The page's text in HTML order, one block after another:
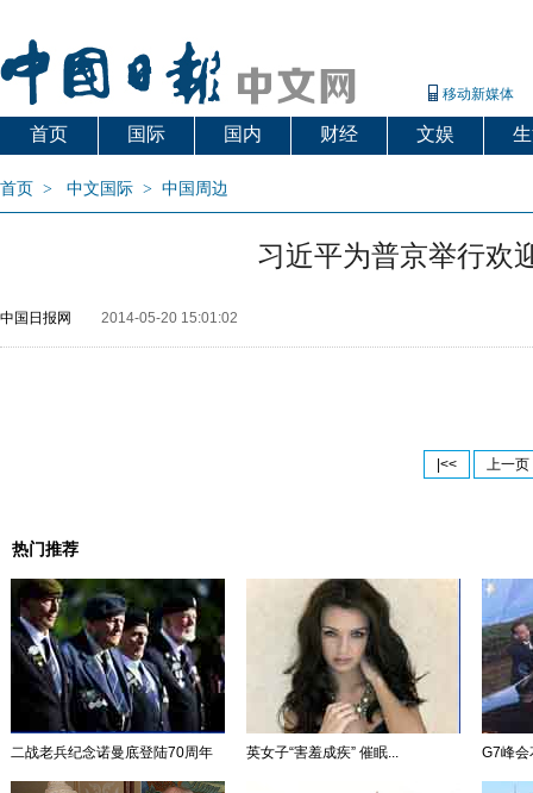
移动新媒体
首页 国际 国内 财经 文娱
首页 > 中文国际 > 中国周边
习近平为普京举行欢
中国日报网 2014-05-20 15:01:02
|<< 上一页
热门推荐
二战老兵纪念诺曼底登陆70周年 英女子“害羞成疾” 催眠... G7峰会